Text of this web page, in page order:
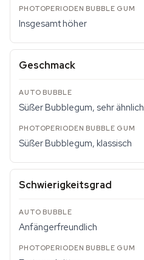
Insgesamt höher
Geschmack
Süßer Bubblegum, sehr ähnlich
Süßer Bubblegum, klassisch
Schwierigkeitsgrad
Anfängerfreundlich